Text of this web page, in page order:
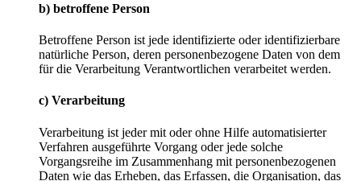
b) betroffene Person
Betroffene Person ist jede identifizierte oder identifizierbare
natürliche Person, deren personenbezogene Daten von dem
für die Verarbeitung Verantwortlichen verarbeitet werden.
c) Verarbeitung
Verarbeitung ist jeder mit oder ohne Hilfe automatisierter
Verfahren ausgeführte Vorgang oder jede solche
Vorgangsreihe im Zusammenhang mit personenbezogenen
Daten wie das Erheben, das Erfassen, die Organisation, das